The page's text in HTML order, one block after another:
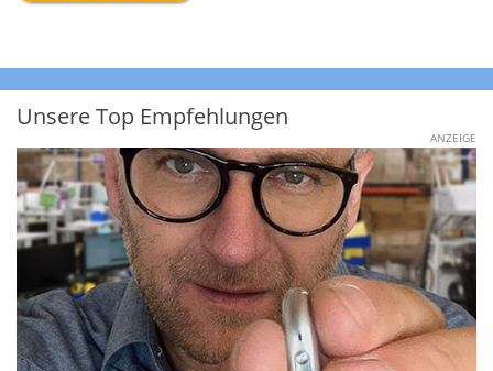
Unsere Top Empfehlungen
ANZEIGE